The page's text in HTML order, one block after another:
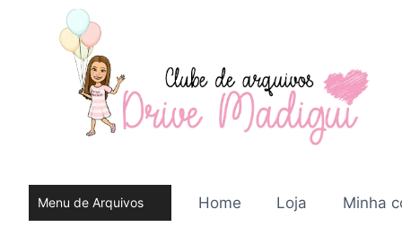
Menu de Arquivos Home Loja Minha